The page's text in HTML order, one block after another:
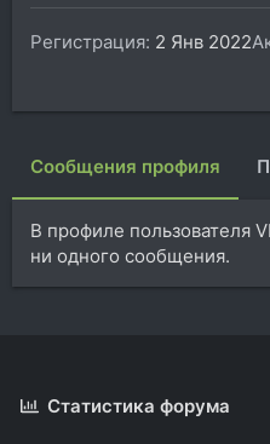
Регистрация 2 Янв 2022
Сообщения профиля
В профиле пользователя
ни одного сообщения.
Статистика форума